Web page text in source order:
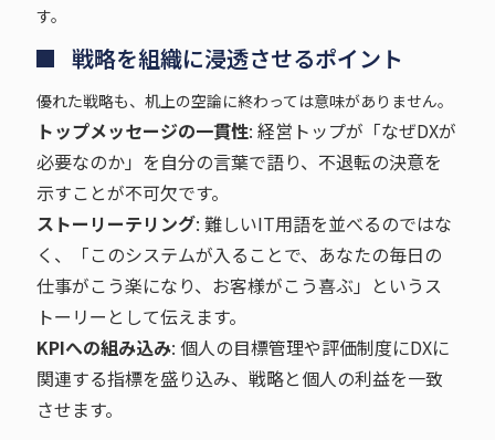
す。
戦略を組織に浸透させるポイント
優れた戦略も、机上の空論に終わっては意味がありません。
トップメッセージの一貫性: 経営トップが「なぜDXが
必要なのか」を自分の言葉で語り、不退転の決意を
示すことが不可欠です。
ストーリーテリング: 難しいIT用語を並べるのではな
く、「このシステムが入ることで、あなたの毎日の
仕事がこう楽になり、お客様がこう喜ぶ」というス
トーリーとして伝えます。
KPIへの組み込み: 個人の目標管理や評価制度にDXに
関連する指標を盛り込み、戦略と個人の利益を一致
させます。